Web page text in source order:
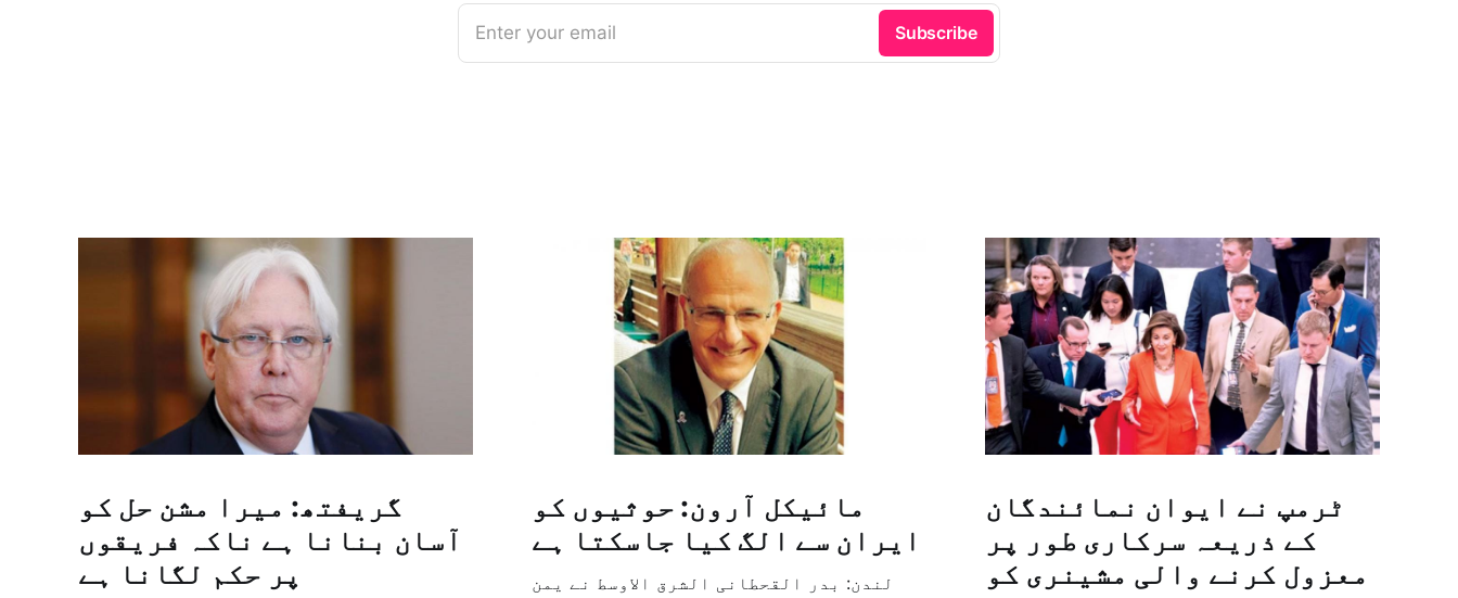
Enter your email Subscribe
گریفتھ: میرا مشن حل کو
آسان بنانا ہے ناکہ فریقوں
پر حکم لگانا ہے
مائیکل آرون: حوثیوں کو
ایران سے الگ کیا جاسکتا ہے
لندن: بدر القحطانی الشرق الاوسط نے یمن
ٹرمپ نے ایوان نمائندگان
کے ذریعہ سرکاری طور پر
معزول کرنے والی مشینری کو